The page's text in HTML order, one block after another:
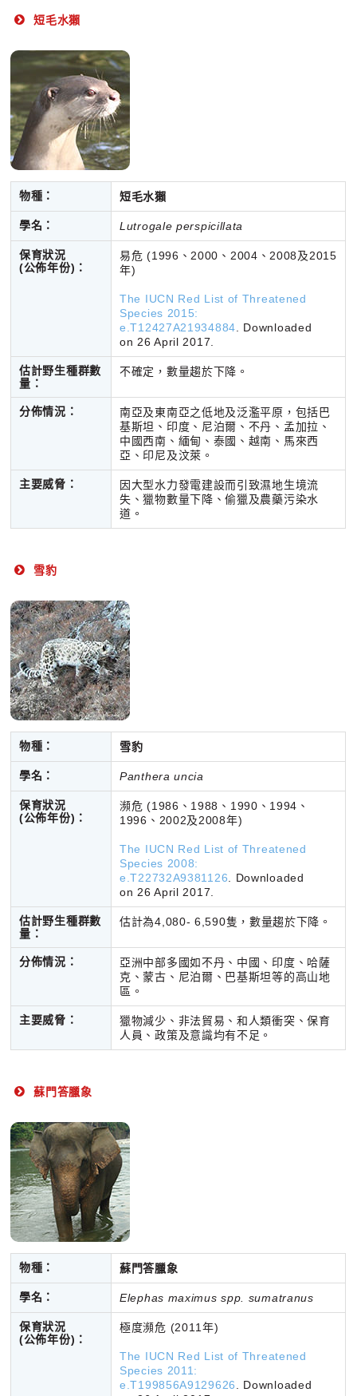
短毛水獺
物種： 短毛水獺
學名： Lutrogale perspicillata
保育狀況
(公佈年份) ：
易危 (1996、2000、2004、2008及2015
年)
The IUCN Red List of Threatened
Species 2015:
e.T12427A21934884 . Downloaded
on 26 April 2017.
估計野生種群數
量：
不確定，數量趨於下降。
分佈情況：
南亞及東南亞之低地及泛濫平原，包括巴
基斯坦、印度、尼泊爾、不丹、孟加拉、
中國西南、緬甸、泰國、越南、馬來西
亞、印尼及汶萊。
主要威脅：
因大型水力發電建設而引致濕地生境流
失、獵物數量下降、偷獵及農藥污染水
道。
雪豹
物種： 雪豹
學名： Panthera uncia
保育狀況
(公佈年份)：
瀕危 (1986、1988、1990、1994、
1996、2002及2008年)
The IUCN Red List of Threatened
Species 2008:
e.T22732A9381126 . Downloaded
on 26 April 2017.
估計野生種群數
量：
估計為4,080- 6,590隻，數量趨於下降。
分佈情況：
亞洲中部多國如不丹、中國、印度、哈薩
克、蒙古、尼泊爾、巴基斯坦等的高山地
區。
主要威脅：
獵物減少、非法貿易、和人類衝突、保育
人員、政策及意識均有不足。
蘇門答臘象
物種： 蘇門答臘象
學名： Elephas maximus spp. sumatranus
保育狀況
(公佈年份)：
極度瀕危 (2011年)
The IUCN Red List of Threatened
Species 2011:
e.T199856A9129626
. Downloaded